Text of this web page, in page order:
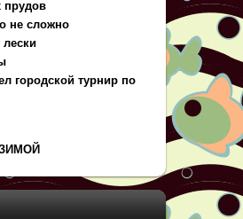
прудов
не сложно
лески
городской турнир по